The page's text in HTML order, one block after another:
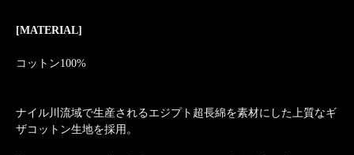
[MATERIAL]
コットン100%
ナイル川流域で生産されるエジプト超長綿を素材にした上質なギ
ザコットン生地を採用。